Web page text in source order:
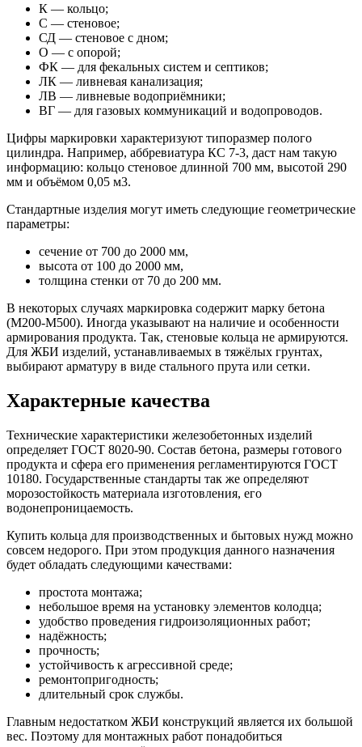
К — кольцо;
С — стеновое;
СД — стеновое с дном;
О — с опорой;
ФК — для фекальных систем и септиков;
ЛК — ливневая канализация;
ЛВ — ливневые водоприёмники;
ВГ — для газовых коммуникаций и водопроводов.
Цифры маркировки характеризуют типоразмер полого
цилиндра. Например, аббревиатура КС 7-3, даст нам такую
информацию: кольцо стеновое длинной 700 мм, высотой 290
мм и объёмом 0,05 м3.
Стандартные изделия могут иметь следующие геометрические
параметры:
сечение от 700 до 2000 мм,
высота от 100 до 2000 мм,
толщина стенки от 70 до 200 мм.
В некоторых случаях маркировка содержит марку бетона
(М200-М500). Иногда указывают на наличие и особенности
армирования продукта. Так, стеновые кольца не армируются.
Для ЖБИ изделий, устанавливаемых в тяжёлых грунтах,
выбирают арматуру в виде стального прута или сетки.
Характерные качества
Технические характеристики железобетонных изделий
определяет ГОСТ 8020-90. Состав бетона, размеры готового
продукта и сфера его применения регламентируются ГОСТ
10180. Государственные стандарты так же определяют
морозостойкость материала изготовления, его
водонепроницаемость.
Купить кольца для производственных и бытовых нужд можно
совсем недорого. При этом продукция данного назначения
будет обладать следующими качествами:
простота монтажа;
небольшое время на установку элементов колодца;
удобство проведения гидроизоляционных работ;
надёжность;
прочность;
устойчивость к агрессивной среде;
ремонтопригодность;
длительный срок службы.
Главным недостатком ЖБИ конструкций является их большой
вес. Поэтому для монтажных работ понадобиться